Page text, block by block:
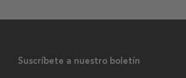
Suscríbete a nuestro boletín